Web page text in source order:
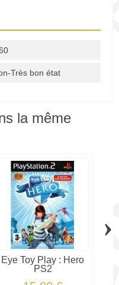
Très bon état
la même
Eye Toy Play : Hero
PS2
›